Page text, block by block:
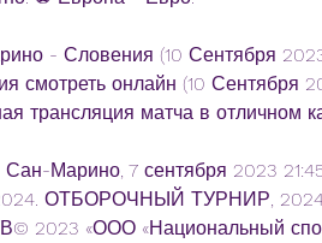
- Словения (10 Сентября
смотреть онлайн (10 Сентября
трансляция матча в отличном
Марино, 7 сентября 2023
ОТБОРОЧНЫЙ ТУРНИР, 2024,
2023 «ООО «Национальный